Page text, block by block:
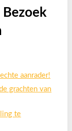
Bezoek
aanrader!
grachten van
te